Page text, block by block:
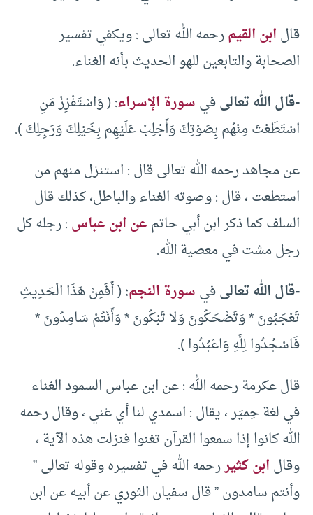
قالابن القيمرحمه الله تعالى : ويكفي تفسير
الصحابة والتابعين للهو الحديث بأنه الغناء.
-قال الله تعالىفيسورة الإسراء: ( وَاسْتَفْزِزْ مَنِ
اسْتَطَعْتَ مِنْهُم بِصَوْتِكَ وَأَجْلِبْ عَلَيْهِم بِخَيْلِكَ وَرَجِلِكَ ).
عن مجاهد رحمه الله تعالى قال : استنزل منهم من
استطعت ، قال : وصوته الغناء والباطل، كذلك قال
السلف كما ذكر ابن أبي حاتمعن ابن عباس: رجله كل
رجل مشت في معصية الله.
-قال الله تعالىفيسورة النجم:( أَفَمِنْ هَذَا الْحَدِيثِ
تَعْجَبُونَ * وَتَضْحَكُونَ وَلا تَبْكُونَ * وَأَنْتُمْ سَامِدُونَ *
فَاسْجُدُوا لِلَّهِ وَاعْبُدُوا ).
قال عكرمة رحمه الله : عن ابن عباس السمود الغناء
في لغة حِميَر ، يقال : اسمدي لنا أي غني ، وقال رحمه
الله كانوا إذا سمعوا القرآن تغنوا فنزلت هذه الآية ،
وقالابن كثيررحمه الله في تفسيره وقوله تعالى ”
وأنتم سامدون ” قال سفيان الثوري عن أبيه عن ابن